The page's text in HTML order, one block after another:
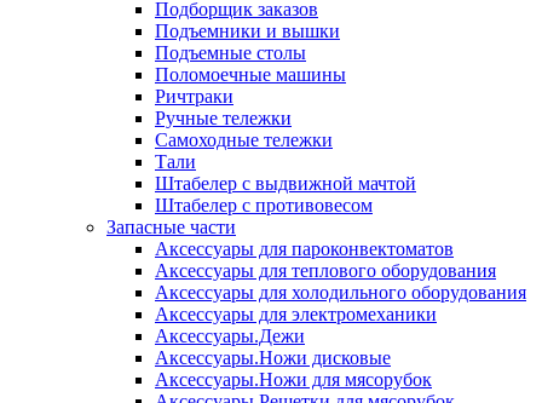
Подборщик заказов
Подъемники и вышки
Подъемные столы
Поломоечные машины
Ричтраки
Ручные тележки
Самоходные тележки
Тали
Штабелер с выдвижной мачтой
Штабелер с противовесом
Запасные части
Аксессуары для пароконвектоматов
Аксессуары для теплового оборудования
Аксессуары для холодильного оборудования
Аксессуары для электромеханики
Аксессуары.Дежи
Аксессуары.Ножи дисковые
Аксессуары.Ножи для мясорубок